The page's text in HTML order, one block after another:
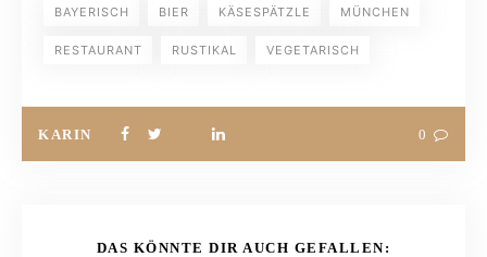
BAYERISCH BIER KÄSESPÄTZLE MÜNCHEN
RESTAURANT RUSTIKAL VEGETARISCH
KARIN 0
DAS KÖNNTE DIR AUCH GEFALLEN: